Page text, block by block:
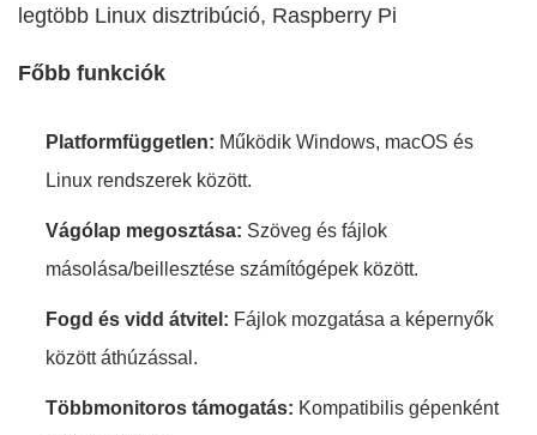
legtöbb Linux disztribúció, Raspberry Pi
Főbb funkciók
Platformfüggetlen: Működik Windows, macOS és
Linux rendszerek között.
Vágólap megosztása: Szöveg és fájlok
másolása/beillesztése számítógépek között.
Fogd és vidd átvitel: Fájlok mozgatása a képernyők
között áthúzással.
Többmonitoros támogatás: Kompatibilis gépenként